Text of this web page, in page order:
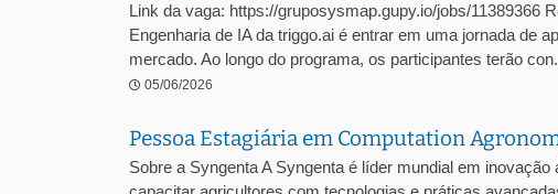
Link da vaga: https://gruposysmap.gupy.io/jobs/11389366
Engenharia de IA da triggo.ai é entrar em uma jornada de
mercado. Ao longo do programa, os participantes terão
05/06/2026
Pessoa Estagiária em Computation
Sobre a Syngenta A Syngenta é líder mundial em